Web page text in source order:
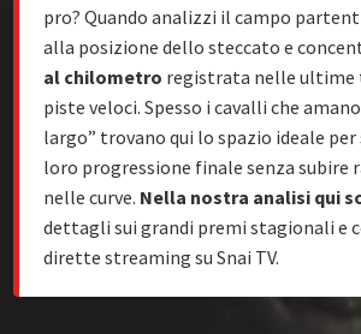
pro? Quando analizzi il campo
alla posizione dello steccato e
al chilometro registrata nelle ultime
piste veloci. Spesso i cavalli che
largo” trovano qui lo spazio ideale
loro progressione finale senza
nelle curve. Nella nostra analisi qui
dettagli sui grandi premi stagionali e
dirette streaming su Snai TV.